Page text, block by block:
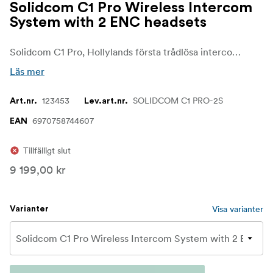
Solidcom C1 Pro Wireless Intercom
System with 2 ENC headsets
Solidcom C1 Pro, Hollylands första trådlösa intercom-headset med full-duplex och dubbla mikrofoner med ENC-teknik (Environmental Noise Cancellation), är otroligt lätt och lätt att använda, vilket är idealiskt för produktionsteam som arbetar i högljudda miljöer där det är viktigt med en exceptionell tydlighet i kommunikationen.
Läs mer
Art.nr. 123453 Lev.art.nr. SOLIDCOM C1 PRO-2S
EAN 6970758744607
Tillfälligt slut
9 199,00 kr
Varianter Visa varianter